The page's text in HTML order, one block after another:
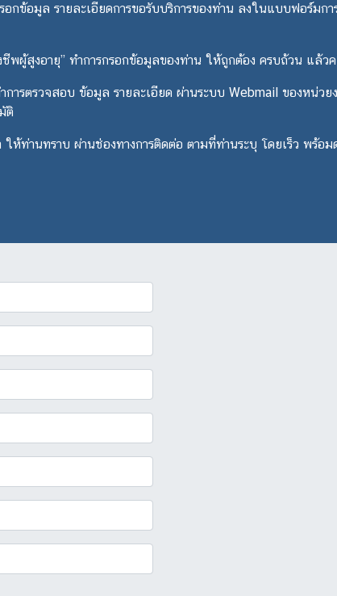
อกข้อมูล รายละเอียดการขอรับบริการของท่าน ลงในแบบฟอร์ม
พผู้สูงอายุ” ทำการกรอกข้อมูลของท่าน ให้ถูกต้อง ครบถ้วน แล้ว
ารตรวจสอบ ข้อมูล รายละเอียด ผ่านระบบ Webmail ของหน่วย
ติ
ท่านทราบ ผ่านช่องทางการติดต่อ ตามที่ท่านระบุ โดยเร็ว พร้อม